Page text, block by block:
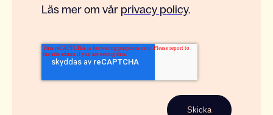
Läs mer om vår privacy policy.